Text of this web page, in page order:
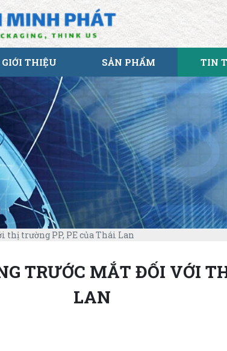
GIỚI THIỆU SẢN PHẨM TIN
thị trường PP, PE của Thái Lan
TRƯỚC MẮT ĐỐI VỚI
LAN